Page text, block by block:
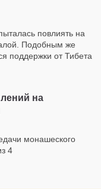
повлиять на
Подобным же
поддержки от Тибета
на
монашеского
4